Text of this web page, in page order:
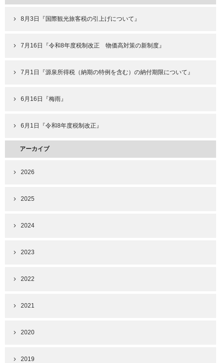
8月3日『国際観光旅客税の引上げについて』
7月16日『令和8年度税制改正 物価高対策の新制度』
7月1日『源泉所得税（納期の特例を含む）の納付期限について』
6月16日『梅雨』
6月1日『令和8年度税制改正』
アーカイブ
2026
2025
2024
2023
2022
2021
2020
2019